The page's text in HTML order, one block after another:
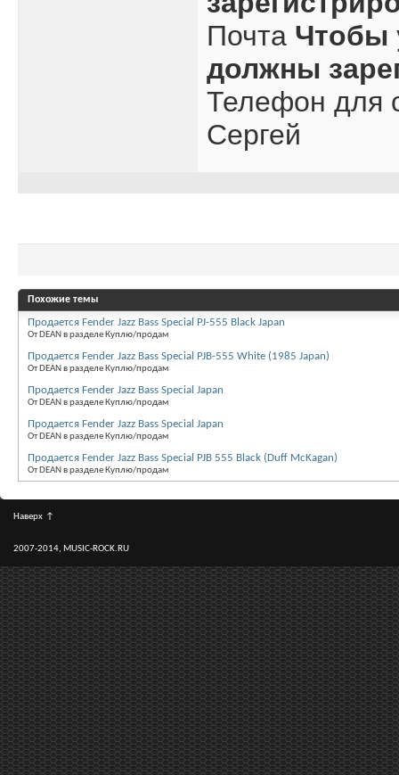
Почта Чтобы
должны
Телефон для
Сергей
Похожие темы
Продается Fender Jazz Bass Special PJ-555 Black Japan
От DEAN в разделе Куплю/продам
Продается Fender Jazz Bass Special PJB-555 White (1985 Japan)
От DEAN в разделе Куплю/продам
Продается Fender Jazz Bass Special Japan
От DEAN в разделе Куплю/продам
Продается Fender Jazz Bass Special Japan
От DEAN в разделе Куплю/продам
Продается Fender Jazz Bass Special PJB 555 Black (Duff McKagan)
От DEAN в разделе Куплю/продам
Наверх ↑
2007-2014, MUSIC-ROCK.RU